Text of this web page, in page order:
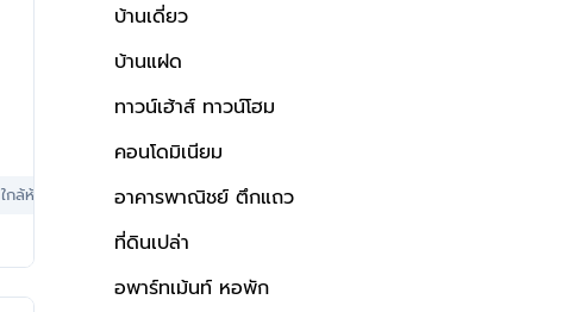
ใกล้ห้างสรรพสินค้า ผลรวมบ้านเลขที่ 5
บ้านเดี่ยว
บ้านแฝด
ทาวน์เฮ้าส์ ทาวน์โฮม
คอนโดมิเนียม
อาคารพาณิชย์ ตึกแถว
ที่ดินเปล่า
อพาร์ทเม้นท์ หอพัก